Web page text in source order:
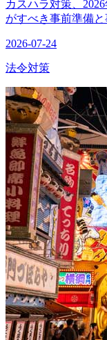
カスハラ対策、
がすべき事前準備
2026-07-24
法令対策